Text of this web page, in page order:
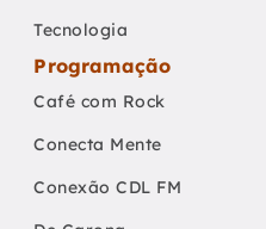
Tecnologia
Programação
Café com Rock
Conecta Mente
Conexão CDL FM